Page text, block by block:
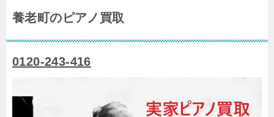
養老町のピアノ買取
0120-243-416